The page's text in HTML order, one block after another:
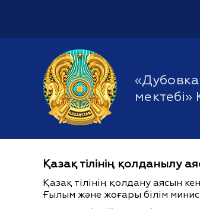
Қазақ тілінің қолданылу
Қазақ тілінің қолдану аясын
Ғылым және жоғары білім